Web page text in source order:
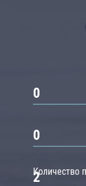
0
0
Количество
2